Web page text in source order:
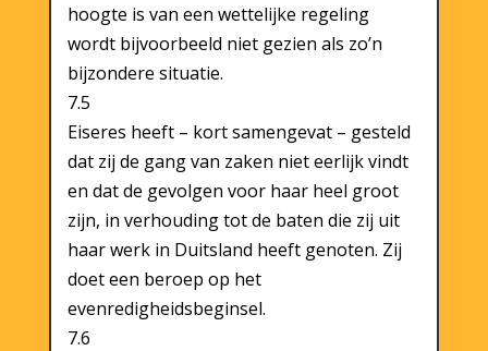
hoogte is van een wettelijke regeling
wordt bijvoorbeeld niet gezien als zo’n
bijzondere situatie.
7.5
Eiseres heeft – kort samengevat – gesteld
dat zij de gang van zaken niet eerlijk vindt
en dat de gevolgen voor haar heel groot
zijn, in verhouding tot de baten die zij uit
haar werk in Duitsland heeft genoten. Zij
doet een beroep op het
evenredigheidsbeginsel.
7.6